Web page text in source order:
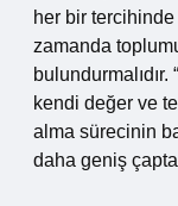
her bir tercihinde
zamanda
bulundurmalıdır.
kendi değer ve
alma sürecinin
daha geniş